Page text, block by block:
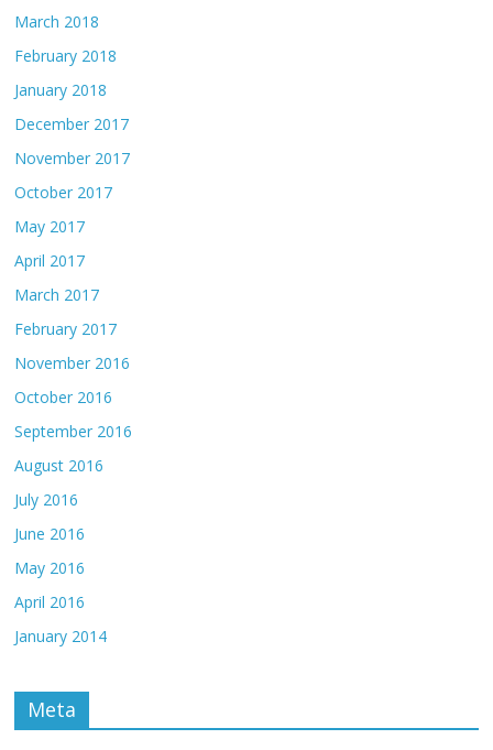
March 2018
February 2018
January 2018
December 2017
November 2017
October 2017
May 2017
April 2017
March 2017
February 2017
November 2016
October 2016
September 2016
August 2016
July 2016
June 2016
May 2016
April 2016
January 2014
Meta